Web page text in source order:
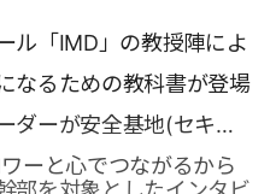
ル「IMD」の教授陣によ
なるための教科書が登場
ダーが安全基地(セキュ
ーと心でつながるから